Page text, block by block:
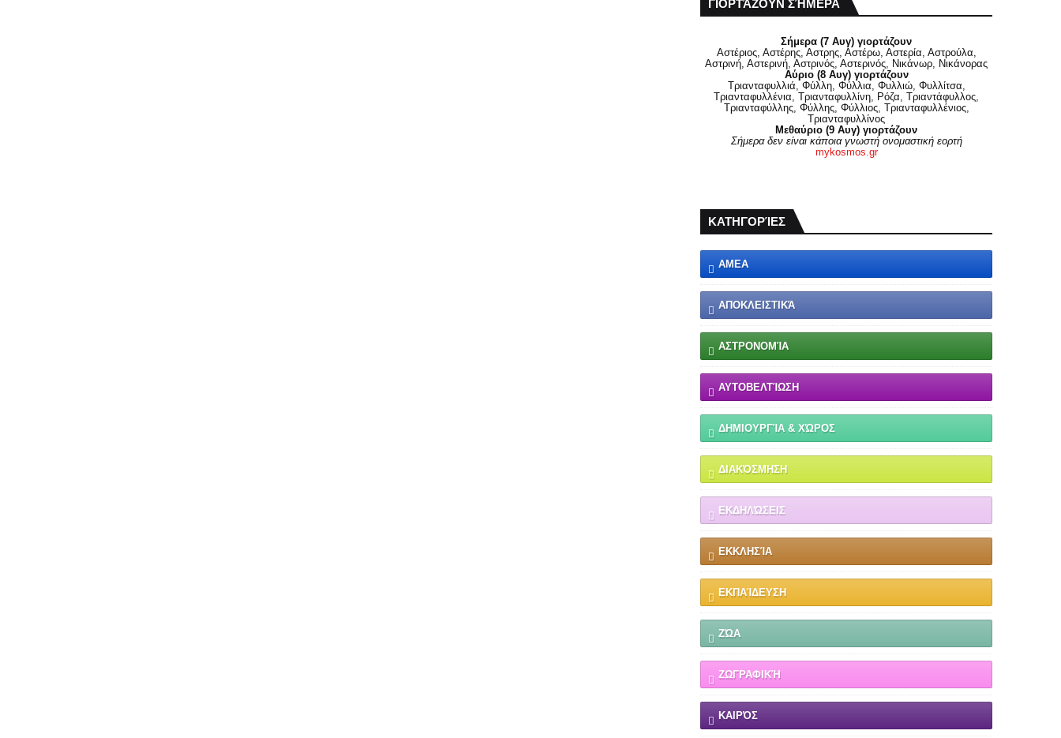
ΓΙΟΡΤΆΖΟΥΝ ΣΉΜΕΡΑ
Σήμερα (7 Αυγ) γιορτάζουν
Αστέριος, Αστέρης, Αστρης, Αστέρω, Αστερία, Αστρούλα,
Αστρινή, Αστερινή, Αστρινός, Αστερινός, Νικάνωρ, Νικάνορας
Αύριο (8 Αυγ) γιορτάζουν
Τριανταφυλλιά, Φύλλη, Φύλλια, Φυλλιώ, Φυλλίτσα,
Τριανταφυλλένια, Τριανταφυλλίνη, Ρόζα, Τριαντάφυλλος,
Τριανταφύλλης, Φύλλης, Φύλλιος, Τριανταφυλλένιος,
Τριανταφυλλίνος
Μεθαύριο (9 Αυγ) γιορτάζουν
Σήμερα δεν είναι κάποια γνωστή ονομαστική εορτή
mykosmos.gr
ΚΑΤΗΓΟΡΊΕΣ
ΑΜΕΑ
ΑΠΟΚΛΕΙΣΤΙΚΆ
ΑΣΤΡΟΝΟΜΊΑ
ΑΥΤΟΒΕΛΤΊΩΣΗ
ΔΗΜΙΟΥΡΓΊΑ & ΧΏΡΟΣ
ΔΙΑΚΌΣΜΗΣΗ
ΕΚΔΗΛΏΣΕΙΣ
ΕΚΚΛΗΣΊΑ
ΕΚΠΑΊΔΕΥΣΗ
ΖΏΑ
ΖΩΓΡΑΦΙΚΉ
ΚΑΙΡΌΣ